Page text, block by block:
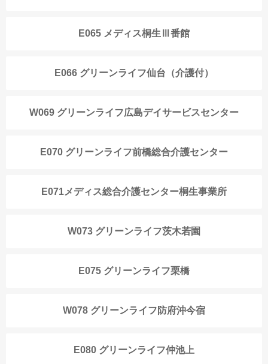
E065 メディス桐生Ⅲ番館
E066 グリーンライフ仙台（介護付）
W069 グリーンライフ広島デイサービスセンター
E070 グリーンライフ前橋総合介護センター
E071メディス総合介護センター桐生事業所
W073 グリーンライフ茨木若園
E075 グリーンライフ栗橋
W078 グリーンライフ防府沖今宿
E080 グリーンライフ仲池上